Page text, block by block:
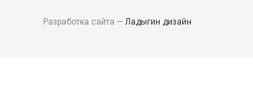
Разработка сайта — Ладыгин дизайн